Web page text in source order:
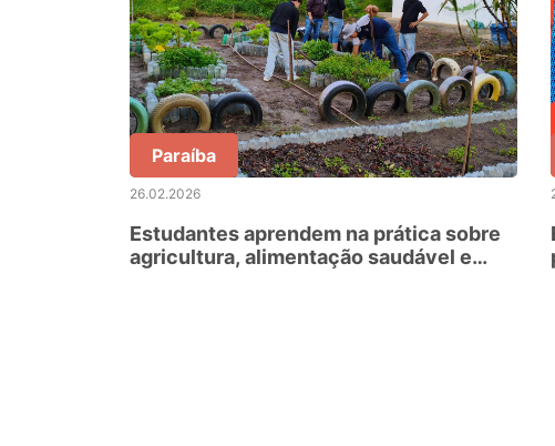
Paraíba
26.02.2026
Estudantes aprendem na prática sobre
agricultura, alimentação saudável e